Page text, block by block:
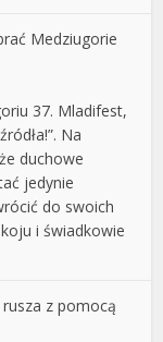
Medziugorie
37. Mladifest,
Na
duchowe
jedynie
do swoich
i świadkowie
z pomocą